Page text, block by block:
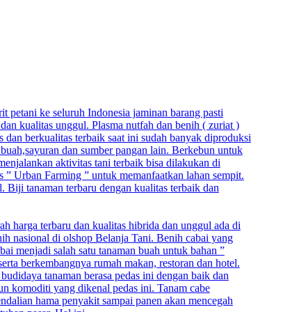
ke seluruh Indonesia jaminan barang pasti
kualitas unggul. Plasma nutfah dan benih ( zuriat )
berkualitas terbaik saat ini sudah banyak diproduksi
dan sumber pangan lain. Berkebun untuk
aktivitas tani terbaik bisa dilakukan di
Urban Farming ” untuk memanfaatkan lahan sempit.
tanaman terbaru dengan kualitas terbaik dan
harga terbaru dan kualitas hibrida dan unggul ada di
nasional di olshop Belanja Tani. Benih cabai yang
menjadi salah satu tanaman buah untuk bahan ”
berkembangnya rumah makan, restoran dan hotel.
tanaman berasa pedas ini dengan baik dan
komoditi yang dikenal pedas ini. Tanam cabe
hama penyakit sampai panen akan mencegah